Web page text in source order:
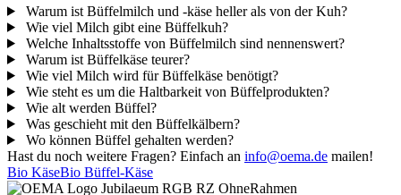
Warum ist Büffelmilch und -käse heller als von der Kuh?
Wie viel Milch gibt eine Büffelkuh?
Welche Inhaltsstoffe von Büffelmilch sind nennenswert?
Warum ist Büffelkäse teurer?
Wie viel Milch wird für Büffelkäse benötigt?
Wie steht es um die Haltbarkeit von Büffelprodukten?
Wie alt werden Büffel?
Was geschieht mit den Büffelkälbern?
Wo können Büffel gehalten werden?
Hast du noch weitere Fragen? Einfach an info@oema.de mailen!
Bio KäseBio Büffel-Käse